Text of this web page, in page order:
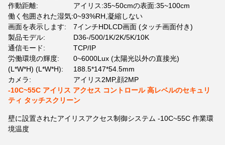
作動距離:
アイリス:35~50cmの表面:35~100cm
働く包囲された湿気:0~93%RH,凝縮しない
画面を表示します:
7インチHDLCD画面 (タッチ画面付き)
製品モデル:
D36-/500/1K/2K/5K/10K
通信モード:
TCP/IP
労働環境の輝度:
0~6000Lux (太陽光以外の直接光)
(L*W*H) (L*W*H):
188.5*147*54.5mm
カメラ:
アイリス2MP,顔2MP
-10C~55C アイリス アクセス コントロール 高レベルのセキュリ
ティ タッチスクリーン
壁に設置されたアイリスアクセス制御システム -10C~55C 作業環
境温度